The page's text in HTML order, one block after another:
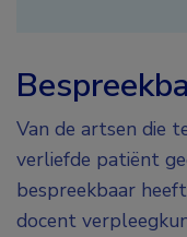
Van de artsen die
verliefde patiënt
bespreekbaar
docent